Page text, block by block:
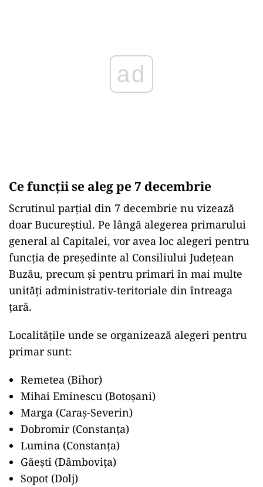
ad
Ce funcții se aleg pe 7 decembrie
Scrutinul parțial din 7 decembrie nu vizează
doar Bucureștiul. Pe lângă alegerea primarului
general al Capitalei, vor avea loc alegeri pentru
funcția de președinte al Consiliului Județean
Buzău, precum și pentru primari în mai multe
unități administrativ-teritoriale din întreaga
țară.
Localitățile unde se organizează alegeri pentru
primar sunt:
Remetea (Bihor)
Mihai Eminescu (Botoșani)
Marga (Caraș-Severin)
Dobromir (Constanța)
Lumina (Constanța)
Găești (Dâmbovița)
Sopot (Dolj)